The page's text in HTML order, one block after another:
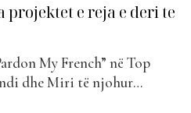
projektet e reja e deri te
My French” në Top
dhe Miri të njohur